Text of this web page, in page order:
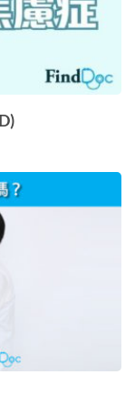
情。就算不能
，長期被困在
小朋友，讓他
加斤。當然到
習，例如正念
個讓你放鬆心
或成年人一起
從而為家中營
要主動留意
慢升溫，就不
要去教訓小朋
惡化的機會，